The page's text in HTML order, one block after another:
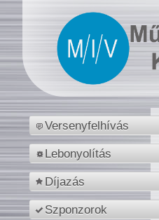
Versenyfelhívás
Lebonyolítás
Díjazás
Szponzorok